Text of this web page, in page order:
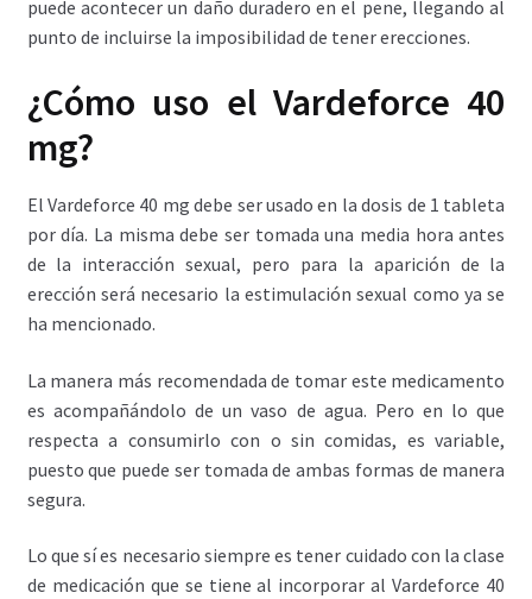
puede acontecer un daño duradero en el pene, llegando al
punto de incluirse la imposibilidad de tener erecciones.
¿Cómo uso el Vardeforce 40
mg?
El Vardeforce 40 mg debe ser usado en la dosis de 1 tableta
por día. La misma debe ser tomada una media hora antes
de la interacción sexual, pero para la aparición de la
erección será necesario la estimulación sexual como ya se
ha mencionado.
La manera más recomendada de tomar este medicamento
es acompañándolo de un vaso de agua. Pero en lo que
respecta a consumirlo con o sin comidas, es variable,
puesto que puede ser tomada de ambas formas de manera
segura.
Lo que sí es necesario siempre es tener cuidado con la clase
de medicación que se tiene al incorporar al Vardeforce 40